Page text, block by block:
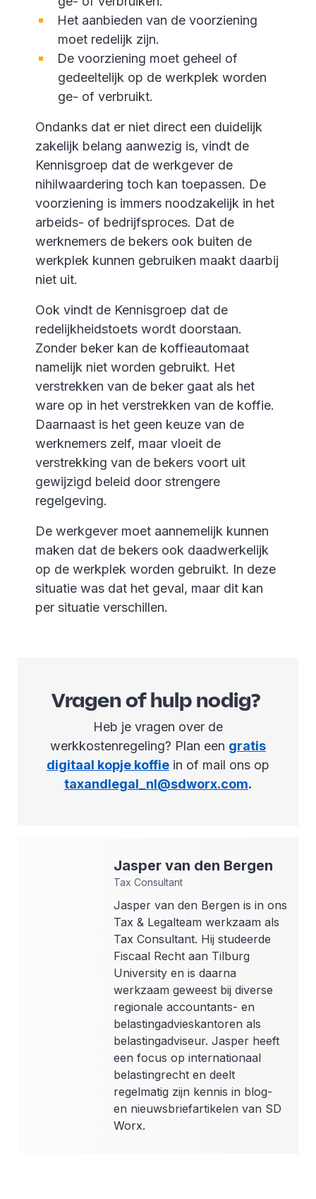
Het aanbieden van de voorziening
moet redelijk zijn.
De voorziening moet geheel of
gedeeltelijk op de werkplek worden
ge- of verbruikt.
Ondanks dat er niet direct een duidelijk
zakelijk belang aanwezig is, vindt de
Kennisgroep dat de werkgever de
nihilwaardering toch kan toepassen. De
voorziening is immers noodzakelijk in het
arbeids- of bedrijfsproces. Dat de
werknemers de bekers ook buiten de
werkplek kunnen gebruiken maakt daarbij
niet uit.
Ook vindt de Kennisgroep dat de
redelijkheidstoets wordt doorstaan.
Zonder beker kan de koffieautomaat
namelijk niet worden gebruikt. Het
verstrekken van de beker gaat als het
ware op in het verstrekken van de koffie.
Daarnaast is het geen keuze van de
werknemers zelf, maar vloeit de
verstrekking van de bekers voort uit
gewijzigd beleid door strengere
regelgeving.
De werkgever moet aannemelijk kunnen
maken dat de bekers ook daadwerkelijk
op de werkplek worden gebruikt. In deze
situatie was dat het geval, maar dit kan
per situatie verschillen.
Vragen of hulp nodig?
Heb je vragen over de
werkkostenregeling? Plan een gratis
digitaal kopje koffie in of mail ons op
taxandlegal_nl@sdworx.com.
Jasper van den Bergen
Tax Consultant
Jasper van den Bergen is in ons
Tax & Legalteam werkzaam als
Tax Consultant. Hij studeerde
Fiscaal Recht aan Tilburg
University en is daarna
werkzaam geweest bij diverse
regionale accountants- en
belastingadvieskantoren als
belastingadviseur. Jasper heeft
een focus op internationaal
belastingrecht en deelt
regelmatig zijn kennis in blog-
en nieuwsbriefartikelen van SD
Worx.